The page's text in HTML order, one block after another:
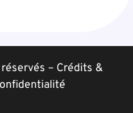
– Crédits &